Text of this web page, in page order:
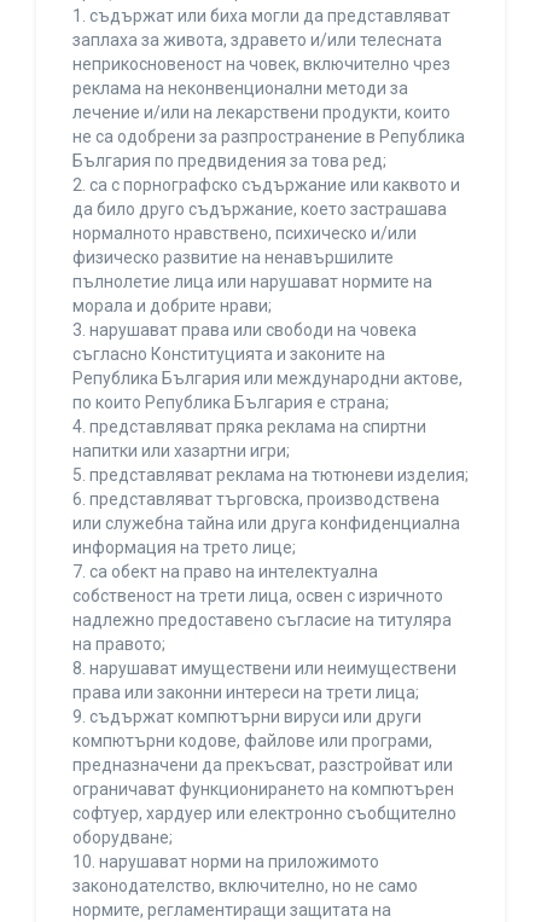
1. съдържат или биха могли да представляват
заплаха за живота, здравето и/или телесната
неприкосновеност на човек, включително чрез
реклама на неконвенционални методи за
лечение и/или на лекарствени продукти, които
не са одобрени за разпространение в Република
България по предвидения за това ред;
2. са с порнографско съдържание или каквото и
да било друго съдържание, което застрашава
нормалното нравствено, психическо и/или
физическо развитие на ненавършилите
пълнолетие лица или нарушават нормите на
морала и добрите нрави;
3. нарушават права или свободи на човека
съгласно Конституцията и законите на
Република България или международни актове,
по които Република България е страна;
4. представляват пряка реклама на спиртни
напитки или хазартни игри;
5. представляват реклама на тютюневи изделия;
6. представляват търговска, производствена
или служебна тайна или друга конфиденциална
информация на трето лице;
7. са обект на право на интелектуална
собственост на трети лица, освен с изричното
надлежно предоставено съгласие на титуляра
на правото;
8. нарушават имуществени или неимуществени
права или законни интереси на трети лица;
9. съдържат компютърни вируси или други
компютърни кодове, файлове или програми,
предназначени да прекъсват, разстройват или
ограничават функционирането на компютърен
софтуер, хардуер или електронно съобщително
оборудване;
10. нарушават норми на приложимото
законодателство, включително, но не само
нормите, регламентиращи защитата на